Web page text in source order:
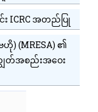
ICRC အတည်ပြု
ဟို) (MRESA) ၏
တ်အစည်းအဝေး